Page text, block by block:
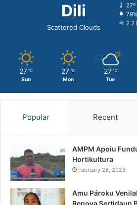
Dili
Scattered Clouds
79%
2.2
27 ℃
Sun
27 ℃
Mon
27 ℃
Tue
Popular Recent
AMPM Apoiu
Hortikultura
February 28, 2023
Amu Pároku
Renova Sertidaun